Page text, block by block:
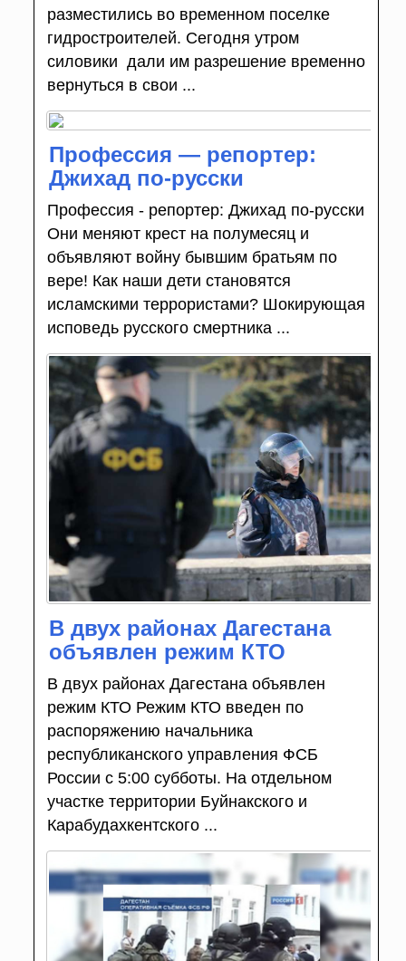
разместились во временном поселке
гидростроителей. Сегодня утром
силовики дали им разрешение временно
вернуться в свои ...
Профессия — репортер:
Джихад по-русски
Профессия - репортер: Джихад по-русски
Они меняют крест на полумесяц и
объявляют войну бывшим братьям по
вере! Как наши дети становятся
исламскими террористами? Шокирующая
исповедь русского смертника ...
В двух районах Дагестана
объявлен режим КТО
В двух районах Дагестана объявлен
режим КТО Режим КТО введен по
распоряжению начальника
республиканского управления ФСБ
России с 5:00 субботы. На отдельном
участке территории Буйнакского и
Карабудахкентского ...